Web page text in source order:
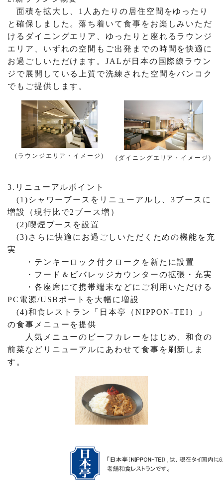
面積を拡大し、1人あたりの居住空間をゆったり
と確保しました。落ち着いて食事をお楽しみいただ
けるダイニングエリア、ゆったりと座れるラウンジ
エリア、いずれの空間もご出発までの時間を快適に
お過ごしいただけます。JALが日本の国際線ラウン
ジで展開している上質で洗練された空間をバンコク
でもご提供します。
(ラウンジエリア・イメージ) (ダイニングエリア・イメージ)
3.リニューアルポイント
(1)シャワーブースをリニューアルし、3ブースに
増設（現行比で2ブース増）
(2)喫煙ブースを設置
(3)さらに快適にお過ごしいただくための機能を充
実
・テンキーロック付クロークを新たに設置
・フード＆ビバレッジカウンターの拡張・充実
・各座席にて携帯端末などにご利用いただける
PC電源/USBポートを大幅に増設
(4)和食レストラン「日本亭（NIPPON-TEI）」
の食事メニューを提供
人気メニューのビーフカレーをはじめ、和食の
前菜などリニューアルにあわせて食事を刷新しま
す。